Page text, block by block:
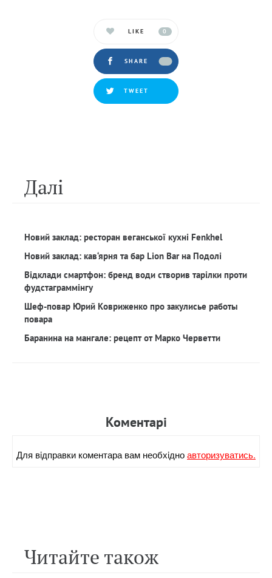
LIKE 0
SHARE
TWEET
Далi
Новий заклад: ресторан веганської кухні Fenkhel
Новий заклад: кав‘ярня та бар Lion Bar на Подолі
Відклади смартфон: бренд води створив тарілки проти
фудстаграммінгу
Шеф-повар Юрий Ковриженко про закулисье работы
повара
Баранина на мангале: рецепт от Марко Черветти
Коментарi
Для вiдправки коментара вам необхiдноавторизуватись.
Читайте також